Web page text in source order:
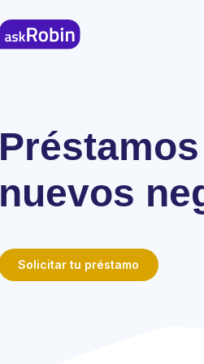
nuevos
Solicitar tu préstamo